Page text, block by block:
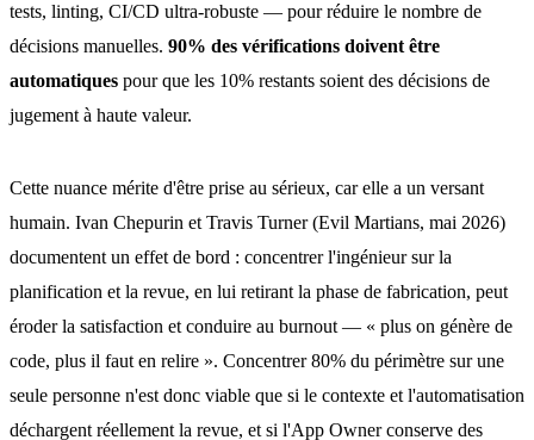
tests, linting, CI/CD ultra-robuste — pour réduire le nombre de
décisions manuelles. 90% des vérifications doivent être
automatiques pour que les 10% restants soient des décisions de
jugement à haute valeur.
Cette nuance mérite d'être prise au sérieux, car elle a un versant
humain. Ivan Chepurin et Travis Turner (Evil Martians, mai 2026)
documentent un effet de bord : concentrer l'ingénieur sur la
planification et la revue, en lui retirant la phase de fabrication, peut
éroder la satisfaction et conduire au burnout — « plus on génère de
code, plus il faut en relire ». Concentrer 80% du périmètre sur une
seule personne n'est donc viable que si le contexte et l'automatisation
déchargent réellement la revue, et si l'App Owner conserve des